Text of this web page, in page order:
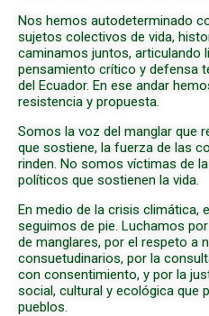
Nos hemos autodeterminado
sujetos colectivos de vida,
caminamos juntos, articulando
pensamiento crítico y defensa
del Ecuador. En ese andar
resistencia y propuesta.
Somos la voz del manglar que
que sostiene, la fuerza de las
rinden. No somos víctimas de
políticos que sostienen la vida.
En medio de la crisis climática,
seguimos de pie. Luchamos
de manglares, por el respeto a
consuetudinarios, por la
con consentimiento, y por la
social, cultural y ecológica que
pueblos.